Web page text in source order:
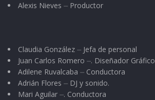
Alexis Nieves ⏤ Productor
Claudia González ⏤ Jefa de personal
Juan Carlos Romero ⏤. Diseñador Gráfico
Adilene Ruvalcaba ⏤ Conductora
Adrián Flores ⏤ DJ y sonido.
Mari Aguilar ⏤. Conductora